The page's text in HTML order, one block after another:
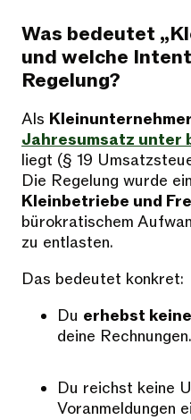
Was bedeutet
und welche
Regelung?
Als
Jahresumsatz unter
liegt (§ 19
Die Regelung wurde
Kleinbetriebe und
bürokratischem
zu entlasten.
Das bedeutet konkret:
Du erhebst
deine Rechnungen.
Du reichst keine
Voranmeldungen